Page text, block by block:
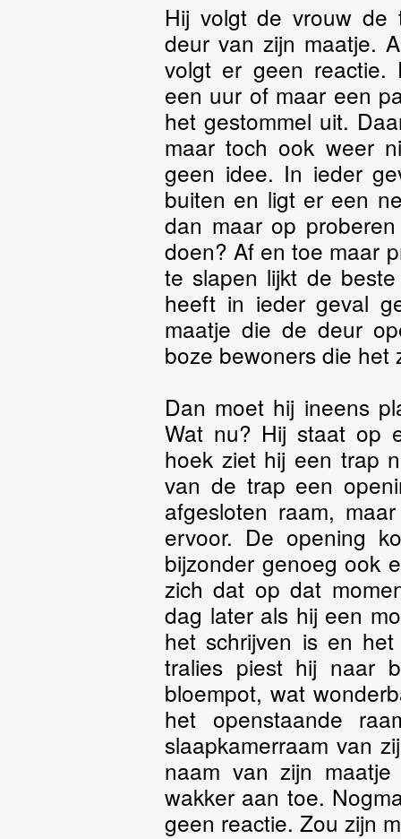
Hij volgt de vrouw
deur van zijn maatje.
volgt er geen reactie.
een uur of maar een
het gestommel uit.
maar toch ook weer
geen idee. In ieder
buiten en ligt er een
dan maar op
doen? Af en toe maar
te slapen lijkt de
heeft in ieder geval
maatje die de deur
boze bewoners die het
Dan moet hij ineens
Wat nu? Hij staat op
hoek ziet hij een trap
van de trap een
afgesloten raam,
ervoor. De opening
bijzonder genoeg ook
zich dat op dat
dag later als hij een
het schrijven is en
tralies piest hij naar
bloempot, wat
het openstaande
slaapkamerraam van
naam van zijn
wakker aan toe.
geen reactie. Zou zijn